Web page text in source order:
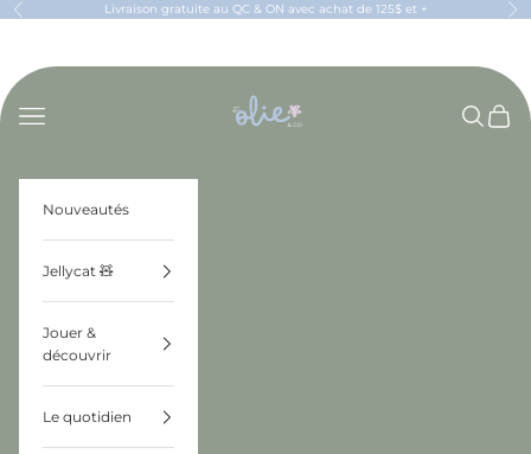
Passer au contenu
Précédent Livraison gratuite au QC & ON avec achat de 125$ et +
Menu
Panier
Nouveautés
Jellycat 🧸
Jouer &
découvrir
Le quotidien